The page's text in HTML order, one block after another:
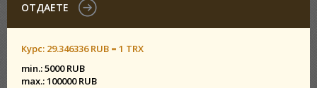
ОТДАЕТЕ
Курс: 29.346336 RUB = 1 TRX
min.: 5000 RUB
max.: 100000 RUB